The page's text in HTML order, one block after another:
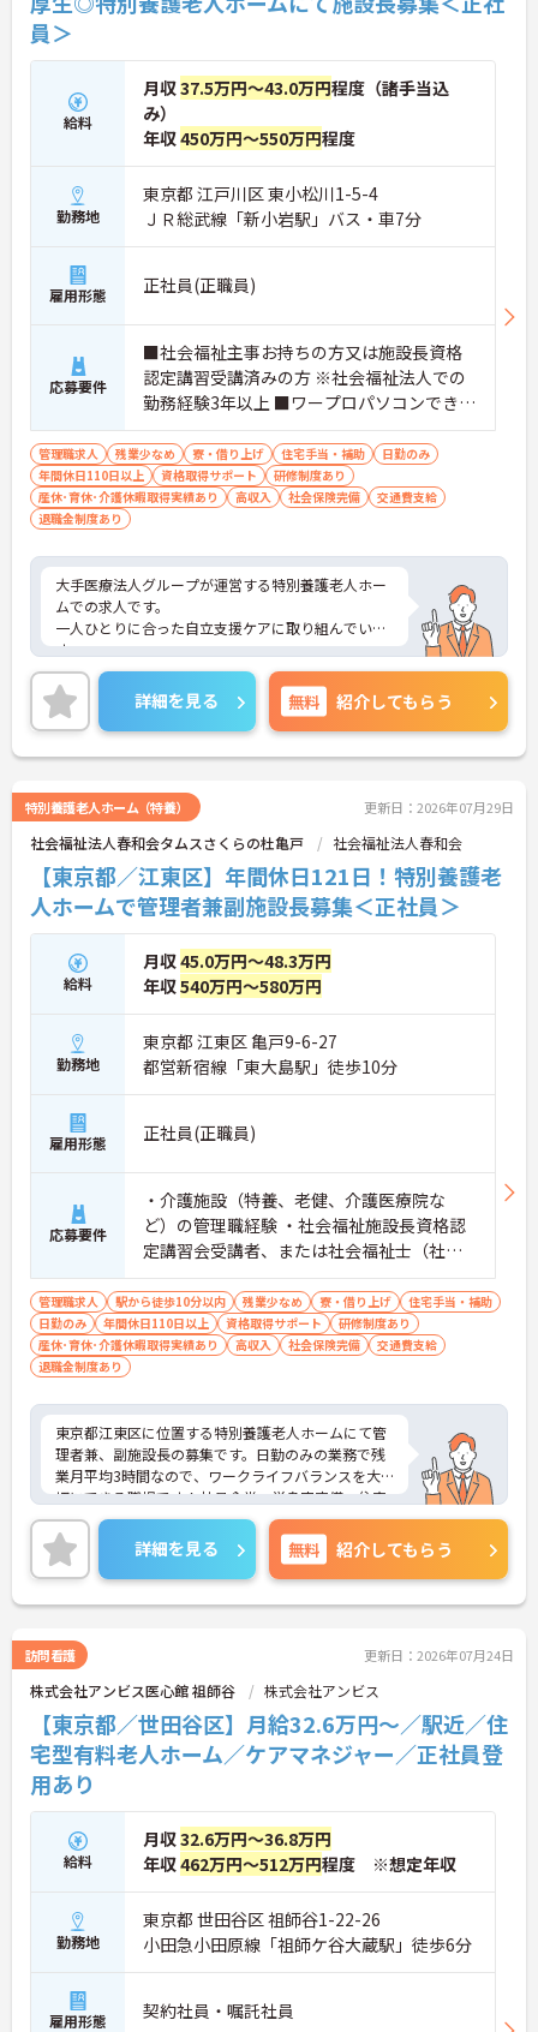
員＞
給料
月収37.5万円～43.0万円程度（諸手当込
み）
年収450万円～550万円程度
勤務地
東京都 江戸川区 東小松川1-5-4
ＪＲ総武線「新小岩駅」バス・車7分
雇用形態 正社員(正職員)
応募要件
■社会福祉主事お持ちの方又は施設長資格
認定講習受講済みの方 ※社会福祉法人での
勤務経験3年以上 ■ワープロパソコンできる
方
管理職求人 残業少なめ 寮・借り上げ 住宅手当・補助
日勤のみ
年間休日110日以上
資格取得サポート
研修制度あり
産休･育休･介護休暇取得実績あり
高収入 社会保険完備
交通費支給
退職金制度あり
大手医療法人グループが運営する特別養護老人ホー
ムでの求人です。
一人ひとりに合った自立支援ケアに取り組んでいま
す。
母体の安定感からお休みを取得しやすく、有給休暇
の消化率も高いのでプライベートの時間も大切にし
て頂きながら業務にあたることができます。ご興味
のある方はお気軽にお問い合わせ下さいませ。
詳細を見る 無料 紹介してもらう
特別養護老人ホーム（特養） 更新日：2026年07月29日
社会福祉法人春和会タムスさくらの杜亀戸 社会福祉法人春和会
【東京都／江東区】年間休日121日！特別養護老
人ホームで管理者兼副施設長募集＜正社員＞
給料
月収45.0万円～48.3万円
年収540万円～580万円
勤務地
東京都 江東区 亀戸9-6-27
都営新宿線「東大島駅」徒歩10分
雇用形態 正社員(正職員)
応募要件
・介護施設（特養、老健、介護医療院な
ど）の管理職経験 ・社会福祉施設長資格認
定講習会受講者、または社会福祉士（社会
福祉主事）であれば尚可 ・普通運転免許
管理職求人 駅から徒歩10分以内 残業少なめ 寮・借り上げ
住宅手当・補助
日勤のみ
年間休日110日以上 資格取得サポート
研修制度あり
産休･育休･介護休暇取得実績あり
高収入 社会保険完備
交通費支給
退職金制度あり
東京都江東区に位置する特別養護老人ホームにて管
理者兼、副施設長の募集です。日勤のみの業務で残
業月平均3時間なので、ワークライフバランスを大
切にできる職場です！社員食堂・単身寮完備、住宅
手当で生活面も安心◎診療費補助やホワイトニング
など自費診療の社員割引も嬉しいポイントです♪産
休・育休・介護休暇の取得実績も豊富で、ハラスメ
ント相談窓口やメンタルヘルス窓口も完備してお
り、安心して長く働ける環境が整ってます！ご興味
にご連絡ください。
詳細を見る 無料 紹介してもらう
訪問看護 更新日：2026年07月24日
株式会社アンビス医心館 祖師谷 株式会社アンビス
【東京都／世田谷区】月給32.6万円～／駅近／住
宅型有料老人ホーム／ケアマネジャー／正社員登
用あり
給料
月収32.6万円～36.8万円
年収462万円～512万円程度 ※想定年収
勤務地
東京都 世田谷区 祖師谷1-22-26
小田急小田原線「祖師ケ谷大蔵駅」徒歩6分
雇用形態 契約社員・嘱託社員